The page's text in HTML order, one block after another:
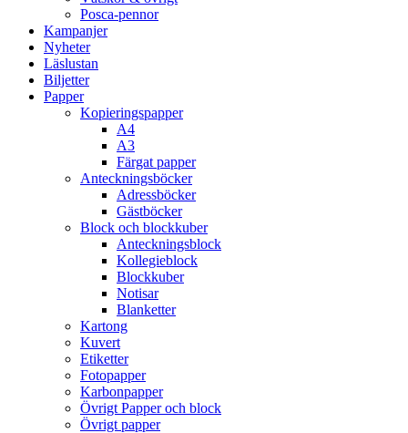
Posca-pennor
Kampanjer
Nyheter
Läslustan
Biljetter
Papper
Kopieringspapper
A4
A3
Färgat papper
Anteckningsböcker
Adressböcker
Gästböcker
Block och blockkuber
Anteckningsblock
Kollegieblock
Blockkuber
Notisar
Blanketter
Kartong
Kuvert
Etiketter
Fotopapper
Karbonpapper
Övrigt Papper och block
Övrigt papper